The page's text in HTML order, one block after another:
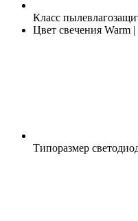
Класс
Цвет свечения Warm
Типоразмер